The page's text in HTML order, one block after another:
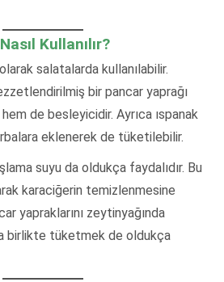
Kullanılır?
salatalarda kullanılabilir.
bir pancar yaprağı
de besleyicidir. Ayrıca ıspanak
eklenerek de tüketilebilir.
suyu da oldukça faydalıdır. Bu
karaciğerin temizlenmesine
yapraklarını zeytinyağında
birlikte tüketmek de oldukça